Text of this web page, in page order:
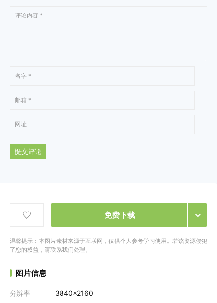
提交评论
免费下载
温馨提示：本图片素材来源于互联网，仅供个人参考学习使用。若该资源侵犯
了您的权益，请联系我们处理。
图片信息
分辨率
3840x2160